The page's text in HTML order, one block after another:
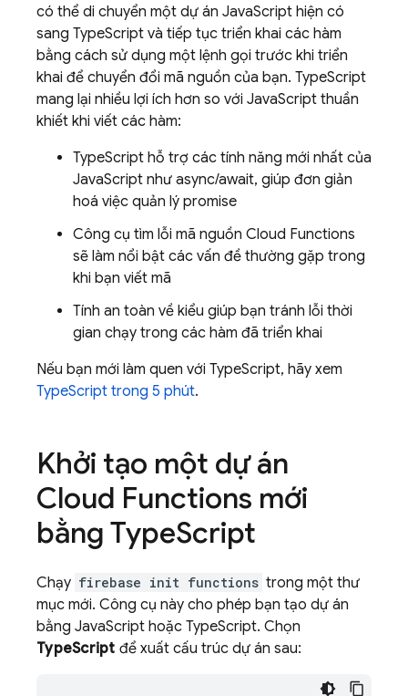
có thể di chuyển một dự án JavaScript hiện có
sang TypeScript và tiếp tục triển khai các hàm
bằng cách sử dụng một lệnh gọi trước khi triển
khai để chuyển đổi mã nguồn của bạn. TypeScript
mang lại nhiều lợi ích hơn so với JavaScript thuần
khiết khi viết các hàm:
TypeScript hỗ trợ các tính năng mới nhất của
JavaScript như async/await, giúp đơn giản
hoá việc quản lý promise
Công cụ tìm lỗi mã nguồn Cloud Functions
sẽ làm nổi bật các vấn đề thường gặp trong
khi bạn viết mã
Tính an toàn về kiểu giúp bạn tránh lỗi thời
gian chạy trong các hàm đã triển khai
Nếu bạn mới làm quen với TypeScript, hãy xem
TypeScript trong 5 phút.
Khởi tạo một dự án
Cloud Functions mới
bằng TypeScript
Chạy firebase init functions trong một thư
mục mới. Công cụ này cho phép bạn tạo dự án
bằng JavaScript hoặc TypeScript. Chọn
TypeScript để xuất cấu trúc dự án sau: